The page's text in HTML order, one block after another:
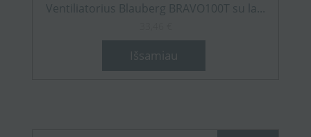
Ventiliatorius Blauberg BRAVO100T su la...
Išsamiau